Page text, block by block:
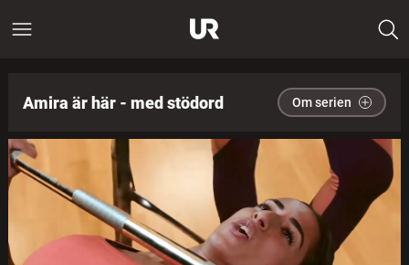
Amira är här - med stödord Om serien